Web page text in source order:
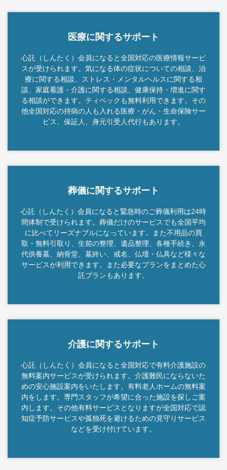
医療に関するサポート
心託（しんたく）会員になると全国対応の医療情報サービ
スが受けられます。気になる体の症状についての相談、治
療に関する相談、ストレス・メンタルヘルスに関する相
談、家庭看護・介護に関する相談、健康保持・増進に関す
る相談ができます。ティペックも無料利用できます。その
他全国対応の持病の人も入れる医療・がん・生命保険サー
ビス、保証人、身元引受人代行もあります。
葬儀に関するサポート
心託（しんたく）会員になると緊急時のご葬儀利用は24時
間体制で受けられます。葬儀だけのサービスでも全国平均
に比べてリーズナブルになっています。また不用品の買
取・無料引取り、生前の整理、遺品整理、各種手続き、永
代供養墓、納骨堂、墓終い、戒名、仏壇・仏具など様々な
サービスが利用できます。また必要なプランをまとめた心
託プランもあります。
介護に関するサポート
心託（しんたく）会員になると全国対応で有料介護施設の
無料案内サービスが受けられます。介護難民にならないた
めの安心施設案内をいたします。有料老人ホームの無料案
内をします。専門スタッフが希望に合った施設を探しご案
内します。その他有料サービスとなりますが全国対応で認
知症予防サービスや孤独死を避けるための見守りサービス
などを受け付けています。